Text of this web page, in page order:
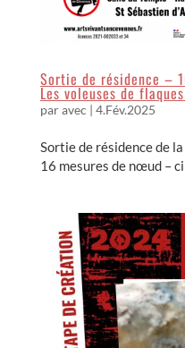
Sortie de résidence –
Les voleuses de
paravec | 4.Fév.2025
Sortie de résidence de
16 mesures de nœud –